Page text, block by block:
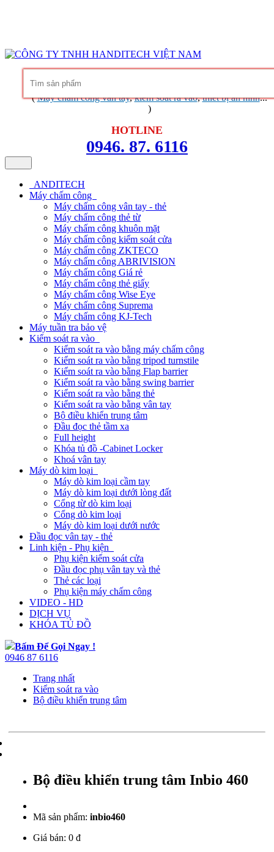
(Máy chấm công vân tay,kiểm soát ra vào,thiết bị an ninh...
)
HOTLINE
0946. 87. 6116
ANDITECH
Máy chấm công
Máy chấm công vân tay - thẻ
Máy chấm công thẻ từ
Máy chấm công khuôn mặt
Máy chấm công kiểm soát cửa
Máy chấm công ZKTECO
Máy chấm công ABRIVISION
Máy chấm công Giá rẻ
Máy chấm công thẻ giấy
Máy chấm công Wise Eye
Máy chấm công Suprema
Máy chấm công KJ-Tech
Máy tuần tra bảo vệ
Kiểm soát ra vào
Kiểm soát ra vào bằng máy chấm công
Kiểm soát ra vào bằng tripod turnstile
Kiểm soát ra vào bằng Flap barrier
Kiểm soát ra vào bằng swing barrier
Kiểm soát ra vào bằng thẻ
Kiểm soát ra vào bằng vân tay
Bộ điều khiển trung tâm
Đầu đọc thẻ tầm xa
Full height
Khóa tủ đồ -Cabinet Locker
Khoá vân tay
Máy dò kim loại
Máy dò kim loại cầm tay
Máy dò kim loại dưới lòng đất
Cổng từ dò kim loại
Cổng dò kim loại
Máy dò kim loại dưới nước
Đầu đọc vân tay - thẻ
Linh kiện - Phụ kiện
Phụ kiện kiểm soát cửa
Đầu đọc phụ vân tay và thẻ
Thẻ các loại
Phụ kiện máy chấm công
VIDEO - HD
DỊCH VỤ
KHÓA TỦ ĐỒ
Bấm Để Gọi Ngay !
0946 87 6116
Trang nhất
Kiểm soát ra vào
Bộ điều khiển trung tâm
Bộ điều khiển trung tâm Inbio 460
Mã sản phẩm: inbio460
Giá bán: 0 đ